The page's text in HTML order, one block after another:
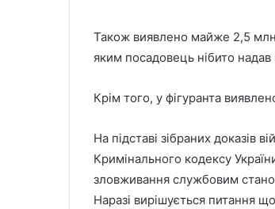
Також виявлено майже 2,5 млн
яким посадовець нібито
Крім того, у фігуранта
На підставі зібраних доказів
Кримінального кодексу
зловживання службовим
Наразі вирішується питання